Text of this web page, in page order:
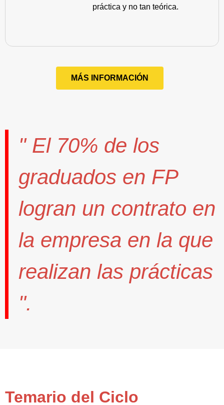
práctica y no tan teórica.
MÁS INFORMACIÓN
" El 70% de los
graduados en FP
logran un contrato en
la empresa en la que
realizan las prácticas
".
Temario del Ciclo